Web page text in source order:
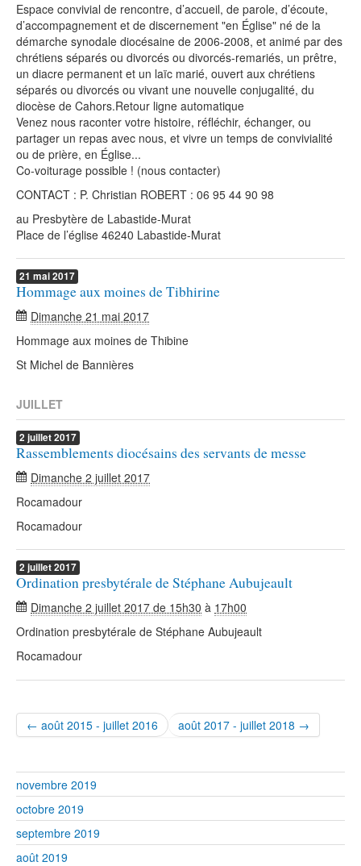
Espace convivial de rencontre, d’accueil, de parole, d’écoute,
d’accompagnement et de discernement "en Église" né de la
démarche synodale diocésaine de 2006-2008, et animé par des
chrétiens séparés ou divorcés ou divorcés-remariés, un prêtre,
un diacre permanent et un laïc marié, ouvert aux chrétiens
séparés ou divorcés ou vivant une nouvelle conjugalité, du
diocèse de Cahors.Retour ligne automatique
Venez nous raconter votre histoire, réfléchir, échanger, ou
partager un repas avec nous, et vivre un temps de convivialité
ou de prière, en Église...
Co-voiturage possible ! (nous contacter)
CONTACT : P. Christian ROBERT : 06 95 44 90 98
au Presbytère de Labastide-Murat
Place de l’église 46240 Labastide-Murat
21 mai2017
Hommage aux moines de Tibhirine
Dimanche 21 mai 2017
Hommage aux moines de Thibine
St Michel de Bannières
JUILLET
2 juillet2017
Rassemblements diocésains des servants de messe
Dimanche 2 juillet 2017
Rocamadour
Rocamadour
2 juillet2017
Ordination presbytérale de Stéphane Aubujeault
Dimanche 2 juillet 2017 de 15h30 à 17h00
Ordination presbytérale de Stéphane Aubujeault
Rocamadour
← août 2015 - juillet 2016 août 2017 - juillet 2018 →
novembre 2019
octobre 2019
septembre 2019
août 2019